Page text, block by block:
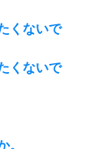
くないで
くないで